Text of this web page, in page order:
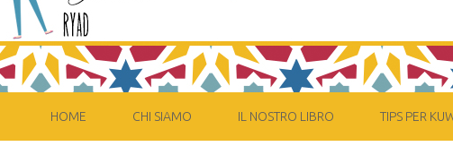
HOME CHI SIAMO IL NOSTRO LIBRO TIPS PER